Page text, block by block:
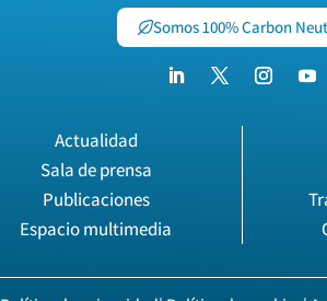
Somos 100% Carbon
Actualidad
Sala de prensa
Publicaciones
Espacio multimedia